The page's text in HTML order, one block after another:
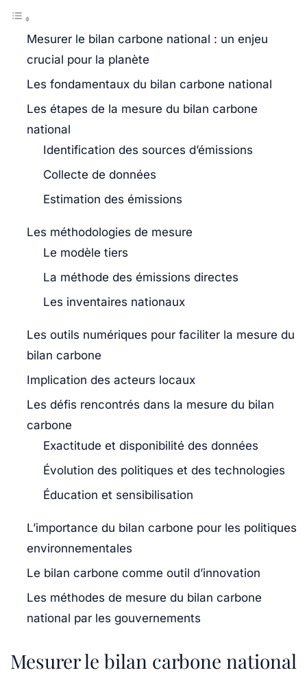
Mesurer le bilan carbone national : un enjeu
crucial pour la planète
Les fondamentaux du bilan carbone national
Les étapes de la mesure du bilan carbone
national
Identification des sources d’émissions
Collecte de données
Estimation des émissions
Les méthodologies de mesure
Le modèle tiers
La méthode des émissions directes
Les inventaires nationaux
Les outils numériques pour faciliter la mesure du
bilan carbone
Implication des acteurs locaux
Les défis rencontrés dans la mesure du bilan
carbone
Exactitude et disponibilité des données
Évolution des politiques et des technologies
Éducation et sensibilisation
L’importance du bilan carbone pour les politiques
environnementales
Le bilan carbone comme outil d’innovation
Les méthodes de mesure du bilan carbone
national par les gouvernements
Mesurer le bilan carbone national